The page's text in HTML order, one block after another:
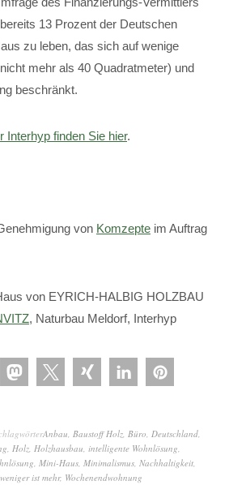
13 Prozent der Deutschen
zu leben, das sich auf wenige
mehr als 40 Quadratmeter) und
beschränkt.
Interhyp finden Sie hier.
von Komzepte im Auftrag
von EYRICH-HALBIG HOLZBAU
, Naturbau Meldorf, Interhyp
Anbau, Baustoff Holz, Büro, Deutschland,
, Holz, Holzhausbau, intelligente Wohnlösung,
, Mini-Haus, Minimalismus, Nachhaltigkeit,
weniger ist mehr, Wochenendwohnung